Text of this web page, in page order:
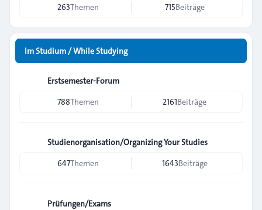
263Themen 715Beiträge
Im Studium / While Studying
Erstsemester-Forum
788Themen 2161Beiträge
Studienorganisation/Organizing Your Studies
647Themen 1643Beiträge
Prüfungen/Exams